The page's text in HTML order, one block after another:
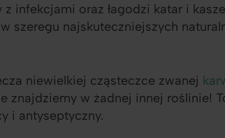
infekcjami oraz łagodzi katar i
szeregu najskuteczniejszych
niewielkiej cząsteczce zwanej
znajdziemy w żadnej innej roślinie!
i antyseptyczny.